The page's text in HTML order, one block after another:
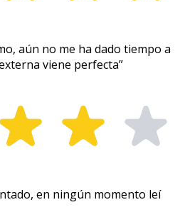
aún no me ha dado tiempo a
viene perfecta”
en ningún momento leí